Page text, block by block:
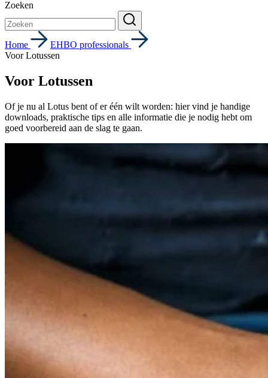
Zoeken
Home
EHBO professionals
Voor Lotussen
Voor Lotussen
Of je nu al Lotus bent of er één wilt worden: hier vind je handige
downloads, praktische tips en alle informatie die je nodig hebt om
goed voorbereid aan de slag te gaan.